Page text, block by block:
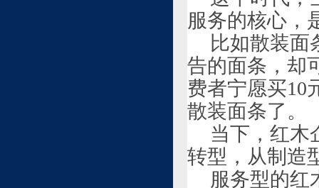
服务的核心，
比如散装面
告的面条，却
费者宁愿买10
散装面条了。
当下，红木
转型，从制造
服务型的红